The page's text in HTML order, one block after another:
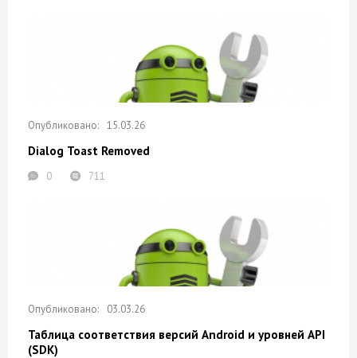
15.03.26
Dialog Toast Removed
0 711
03.03.26
Таблица соответствия версий Android и уровней API
(SDK)